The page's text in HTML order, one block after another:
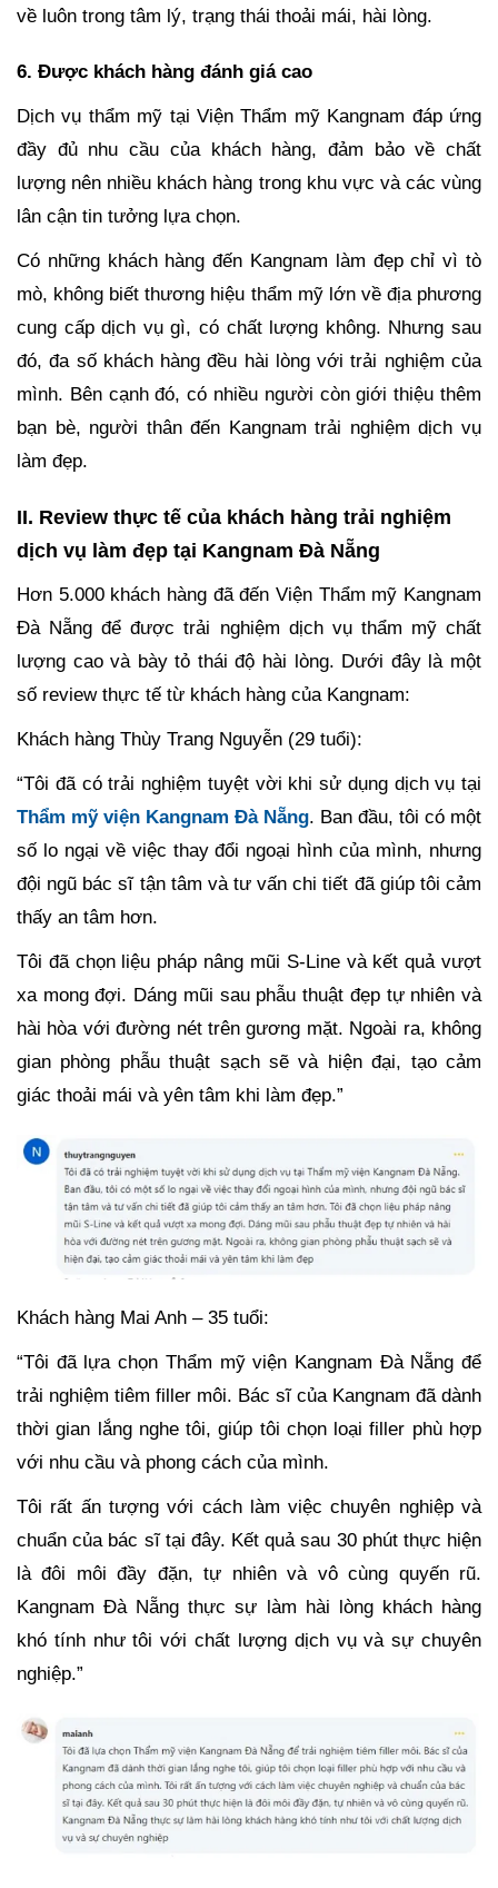
về luôn trong tâm lý, trạng thái thoải mái, hài lòng.
6. Được khách hàng đánh giá cao
Dịch vụ thẩm mỹ tại Viện Thẩm mỹ Kangnam đáp ứng
đầy đủ nhu cầu của khách hàng, đảm bảo về chất
lượng nên nhiều khách hàng trong khu vực và các vùng
lân cận tin tưởng lựa chọn.
Có những khách hàng đến Kangnam làm đẹp chỉ vì tò
mò, không biết thương hiệu thẩm mỹ lớn về địa phương
cung cấp dịch vụ gì, có chất lượng không. Nhưng sau
đó, đa số khách hàng đều hài lòng với trải nghiệm của
mình. Bên cạnh đó, có nhiều người còn giới thiệu thêm
bạn bè, người thân đến Kangnam trải nghiệm dịch vụ
làm đẹp.
II. Review thực tế của khách hàng trải nghiệm
dịch vụ làm đẹp tại Kangnam Đà Nẵng
Hơn 5.000 khách hàng đã đến Viện Thẩm mỹ Kangnam
Đà Nẵng để được trải nghiệm dịch vụ thẩm mỹ chất
lượng cao và bày tỏ thái độ hài lòng. Dưới đây là một
số review thực tế từ khách hàng của Kangnam:
Khách hàng Thùy Trang Nguyễn (29 tuổi):
“Tôi đã có trải nghiệm tuyệt vời khi sử dụng dịch vụ tại
Thẩm mỹ viện Kangnam Đà Nẵng. Ban đầu, tôi có một
số lo ngại về việc thay đổi ngoại hình của mình, nhưng
đội ngũ bác sĩ tận tâm và tư vấn chi tiết đã giúp tôi cảm
thấy an tâm hơn.
Tôi đã chọn liệu pháp nâng mũi S-Line và kết quả vượt
xa mong đợi. Dáng mũi sau phẫu thuật đẹp tự nhiên và
hài hòa với đường nét trên gương mặt. Ngoài ra, không
gian phòng phẫu thuật sạch sẽ và hiện đại, tạo cảm
giác thoải mái và yên tâm khi làm đẹp.”
Khách hàng Mai Anh – 35 tuổi:
“Tôi đã lựa chọn Thẩm mỹ viện Kangnam Đà Nẵng để
trải nghiệm tiêm filler môi. Bác sĩ của Kangnam đã dành
thời gian lắng nghe tôi, giúp tôi chọn loại filler phù hợp
với nhu cầu và phong cách của mình.
Tôi rất ấn tượng với cách làm việc chuyên nghiệp và
chuẩn của bác sĩ tại đây. Kết quả sau 30 phút thực hiện
là đôi môi đầy đặn, tự nhiên và vô cùng quyến rũ.
Kangnam Đà Nẵng thực sự làm hài lòng khách hàng
khó tính như tôi với chất lượng dịch vụ và sự chuyên
nghiệp.”